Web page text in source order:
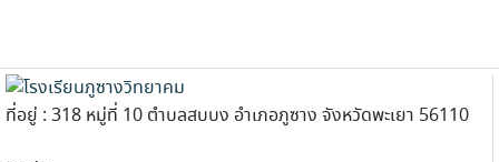
ที่อยู่ : 318 หมู่ที่ 10 ตำบลสบบง อำเภอภูซาง จังหวัดพะเยา 56110